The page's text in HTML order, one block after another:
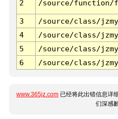
2 /source/function/
3 /source/class/
4
/source/class/
5
/source/class/
6
/source/class/
www.365jz.com 已经将此出错信息详
们深感